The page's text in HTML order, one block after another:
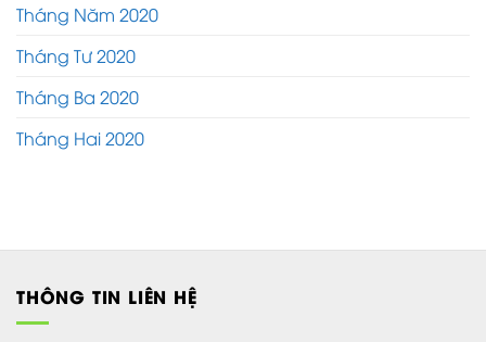
Tháng Năm 2020
Tháng Tư 2020
Tháng Ba 2020
Tháng Hai 2020
THÔNG TIN LIÊN HỆ